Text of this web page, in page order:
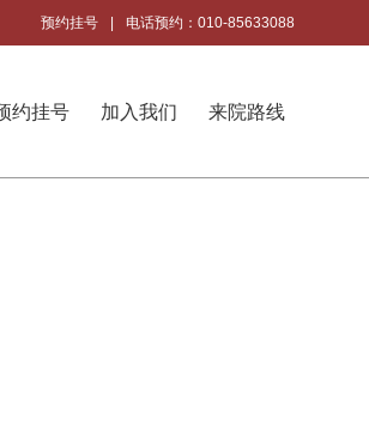
电话预约：010-85633088
预约挂号
约挂号 加入我们 来院路线